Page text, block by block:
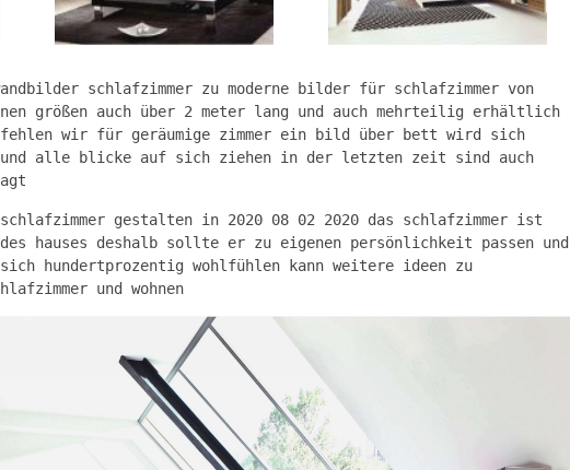
schlafzimmer zu moderne bilder für schlafzimmer von
größen auch über 2 meter lang und auch mehrteilig erhältlich
wir für geräumige zimmer ein bild über bett wird sich
und alle blicke auf sich ziehen in der letzten zeit sind auch
gestalten in 2020 08 02 2020 das schlafzimmer ist
hauses deshalb sollte er zu eigenen persönlichkeit passen und
hundertprozentig wohlfühlen kann weitere ideen zu
und wohnen